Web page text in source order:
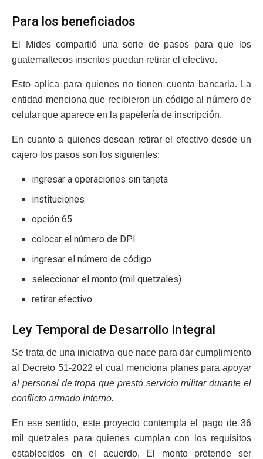
Para los beneficiados
El Mides compartió una serie de pasos para que los
guatemaltecos inscritos puedan retirar el efectivo.
Esto aplica para quienes no tienen cuenta bancaria. La
entidad menciona que recibieron un código al número de
celular que aparece en la papelería de inscripción.
En cuanto a quienes desean retirar el efectivo desde un
cajero los pasos son los siguientes:
ingresar a operaciones sin tarjeta
instituciones
opción 65
colocar el número de DPI
ingresar el número de código
seleccionar el monto (mil quetzales)
retirar efectivo
Ley Temporal de Desarrollo Integral
Se trata de una iniciativa que nace para dar cumplimiento
al Decreto 51-2022 el cual menciona planes para apoyar
al personal de tropa que prestó servicio militar durante el
conflicto armado interno.
En ese sentido, este proyecto contempla el pago de 36
mil quetzales para quienes cumplan con los requisitos
establecidos en el acuerdo. El monto pretende ser